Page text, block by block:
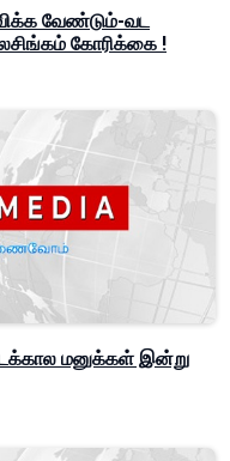
வேண்டும்-வட
கோரிக்கை !
மனுக்கள் இன்று